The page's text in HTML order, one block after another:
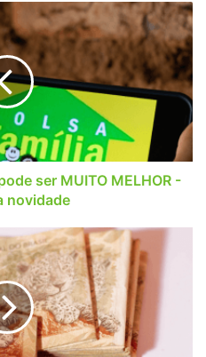
ser MUITO MELHOR -
novidade